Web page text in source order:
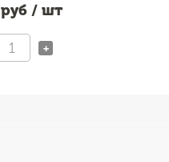
руб / шт
+